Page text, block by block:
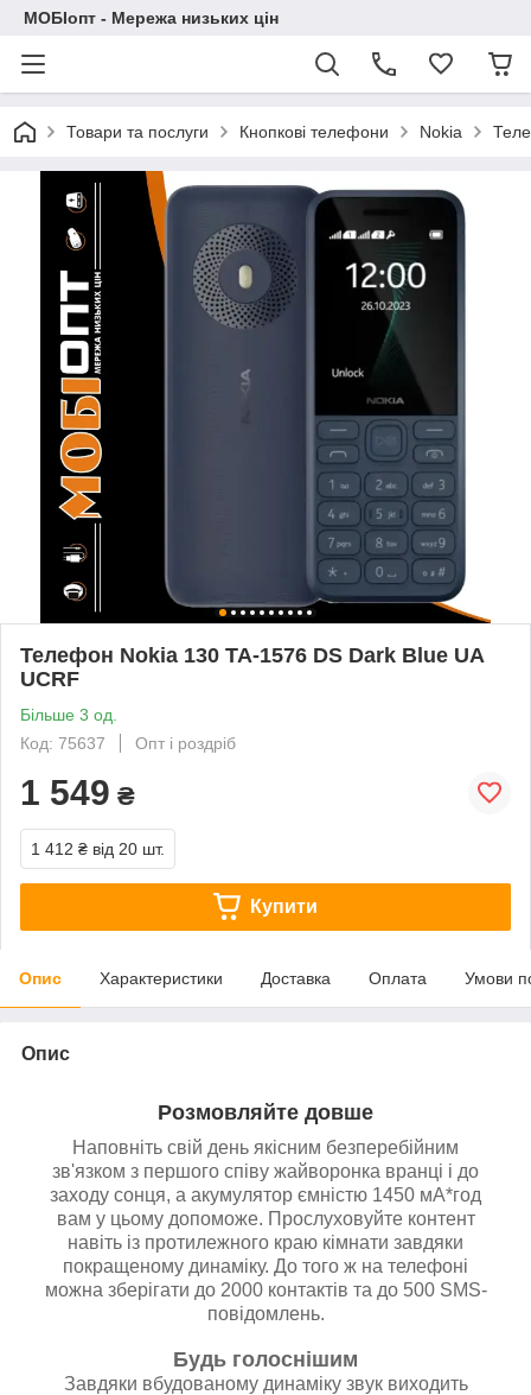
МОБІопт - Мережа низьких цін
Товари та послуги Кнопкові телефони Nokia
Телефон Nokia 130 TA-1576 DS Dark Blue UA
UCRF
Більше 3 од.
Код: 75637
Опт і роздріб
1 549 ₴
1 412 ₴ від 20 шт.
Купити
Опис Характеристики Доставка Оплата Умови
Опис
Розмовляйте довше
Наповніть свій день якісним безперебійним
зв'язком з першого співу жайворонка вранці і до
заходу сонця, а акумулятор ємністю 1450 мА*год
вам у цьому допоможе. Прослуховуйте контент
навіть із протилежного краю кімнати завдяки
покращеному динаміку. До того ж на телефоні
можна зберігати до 2000 контактів та до 500 SMS-
повідомлень.
Будь голоснішим
Завдяки вбудованому динаміку звук виходить